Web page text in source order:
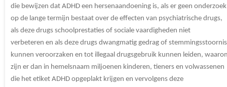
die bewijzen dat ADHD een hersenaandoening is, als er geen onderzoek
op de lange termijn bestaat over de effecten van psychiatrische drugs,
als deze drugs schoolprestaties of sociale vaardigheden niet
verbeteren en als deze drugs dwangmatig gedrag of
kunnen veroorzaken en tot illegaal drugsgebruik kunnen leiden,
zijn er dan in hemelsnaam miljoenen kinderen, tieners en volwassenen
die het etiket ADHD opgeplakt krijgen en vervolgens deze